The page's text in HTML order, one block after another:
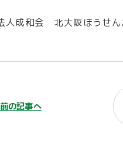
人成和会 北大阪ほうせん
前の記事へ